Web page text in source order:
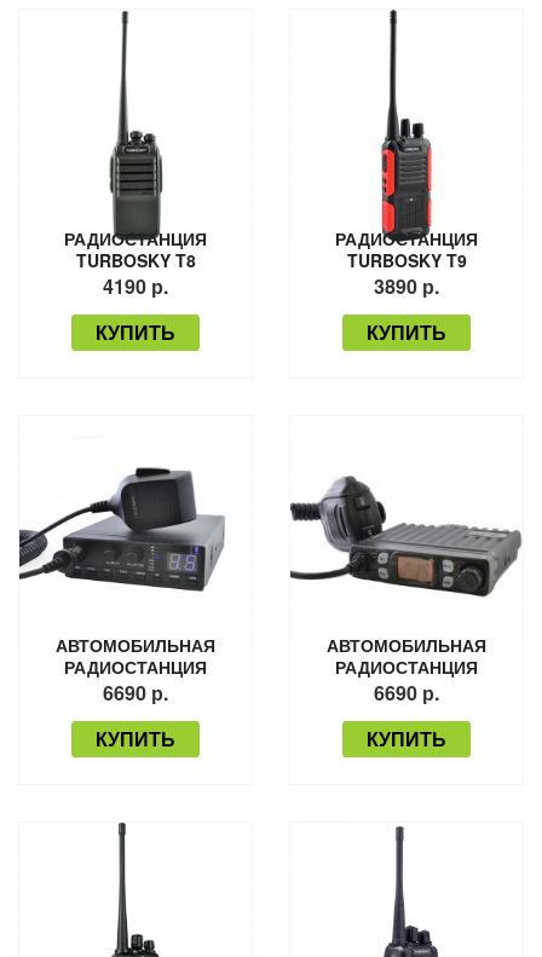
РАДИОСТАНЦИЯ
TURBOSKY T8
4190 р.
КУПИТЬ
РАДИОСТАНЦИЯ
TURBOSKY T9
3890 р.
КУПИТЬ
АВТОМОБИЛЬНАЯ
РАДИОСТАНЦИЯ
TURBOSKY CB-2
6690 р.
КУПИТЬ
АВТОМОБИЛЬНАЯ
РАДИОСТАНЦИЯ
TURBOSKY CB-1
6690 р.
КУПИТЬ